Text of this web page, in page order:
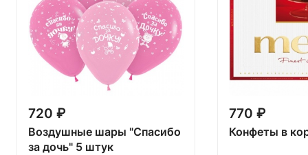
720 ₽
Воздушные шары "Спасибо
за дочь" 5 штук
770 ₽
Конфеты в